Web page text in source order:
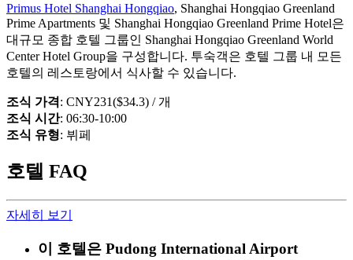
Primus Hotel Shanghai Hongqiao, Shanghai Hongqiao Greenland
Prime Apartments 및 Shanghai Hongqiao Greenland Prime Hotel은
대규모 종합 호텔 그룹인 Shanghai Hongqiao Greenland World
Center Hotel Group을 구성합니다. 투숙객은 호텔 그룹 내 모든
호텔의 레스토랑에서 식사할 수 있습니다.
조식 가격: CNY231($34.3) / 개
조식 시간: 06:30-10:00
조식 유형: 뷔페
호텔 FAQ
자세히 보기
이 호텔은 Pudong International Airport